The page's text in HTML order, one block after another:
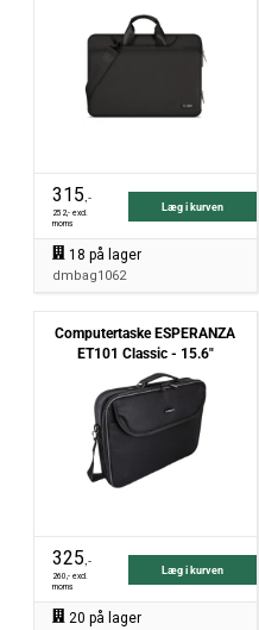
laptop - 15" og 16" - sort
315,-
252,- excl.
moms
Læg i kurven
18 på lager
dmbag1062
Computertaske ESPERANZA
ET101 Classic - 15.6"
325,-
260,- excl.
moms
Læg i kurven
20 på lager